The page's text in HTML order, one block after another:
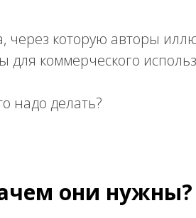
через которую авторы
коммерческого
надо делать?
они нужны?